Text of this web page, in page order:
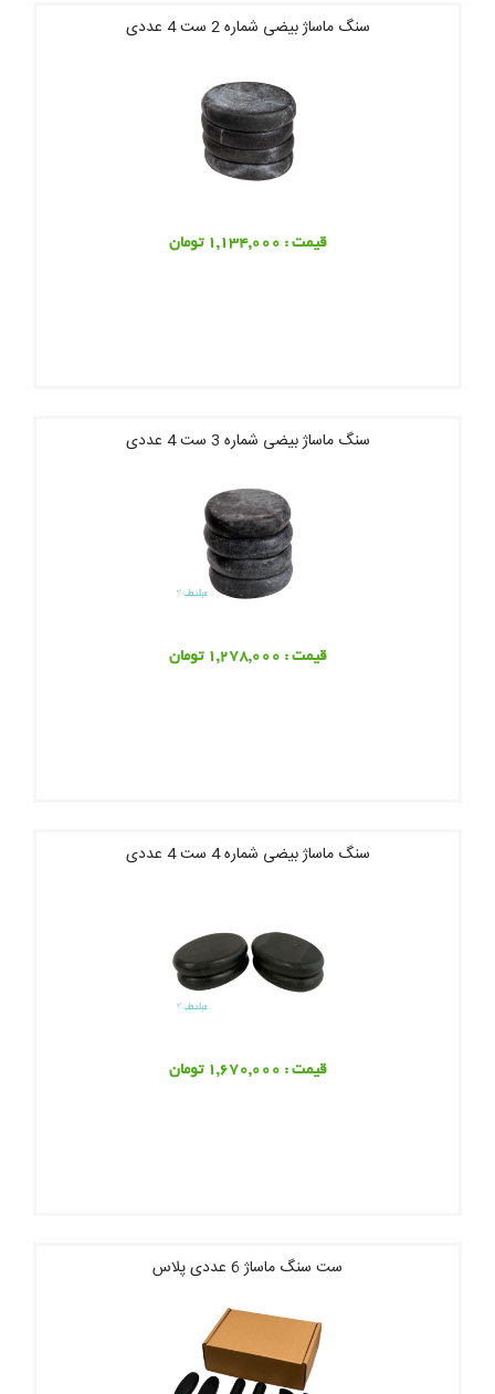
سنگ ماساژ بیضی شماره 2 ست 4 عددی
قیمت : 1,134,000 تومان
سنگ ماساژ بیضی شماره 3 ست 4 عددی
قیمت : 1,278,000 تومان
سنگ ماساژ بیضی شماره 4 ست 4 عددی
قیمت : 1,670,000 تومان
ست سنگ ماساژ 6 عددی پلاس